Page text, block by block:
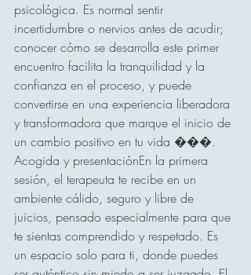
psicológica. Es normal sentir
incertidumbre o nervios antes de acudir;
conocer cómo se desarrolla este primer
encuentro facilita la tranquilidad y la
confianza en el proceso, y puede
convertirse en una experiencia liberadora
y transformadora que marque el inicio de
un cambio positivo en tu vida ���.
Acogida y presentaciónEn la primera
sesión, el terapeuta te recibe en un
ambiente cálido, seguro y libre de
juicios, pensado especialmente para que
te sientas comprendido y respetado. Es
un espacio solo para ti, donde puedes